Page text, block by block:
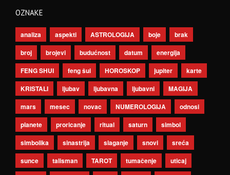
OZNAKE
analiza aspekti ASTROLOGIJA boje
brak
broj
brojevi budućnost datum
energija
FENG SHUI
feng šui HOROSKOP jupiter
karte
KRISTALI
ljubav ljubavna ljubavni
MAGIJA
mars
mesec novac NUMEROLOGIJA
odnosi
planete
proricanje ritual saturn
simbol
simbolika
sinastrija slaganje snovi
sreća
sunce
talisman TAROT tumačenje
uticaj